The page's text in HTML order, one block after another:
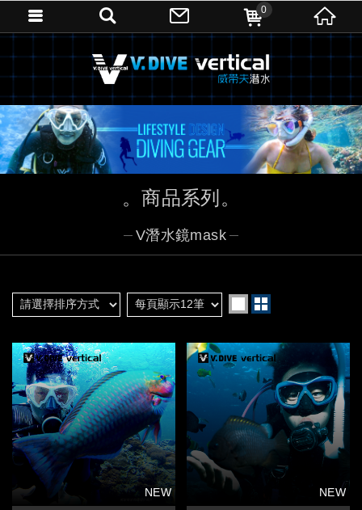
商品系列
V潛水鏡mask
0